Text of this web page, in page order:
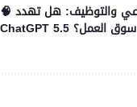
🧠 الذكاء الاصطناعي والتوظيف: هل تهدد
ChatGPT 5.5 سوق العمل؟